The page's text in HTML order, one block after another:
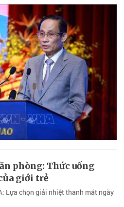
phòng: Thức uống
giới trẻ
Lựa chọn giải nhiệt thanh mát ngày